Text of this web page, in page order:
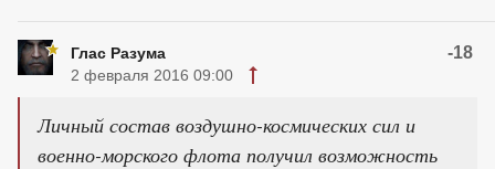
Глас Разума -18
2 февраля 2016 09:00
Личный состав воздушно-космических сил и
военно-морского флота получил возможность